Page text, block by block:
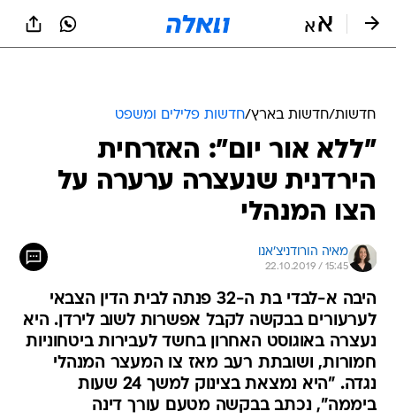
חדשות/חדשות בארץ/חדשות פלילים ומשפט
"ללא אור יום": האזרחית
הירדנית שנעצרה ערערה על
הצו המנהלי
מאיה הורודניצ'אנו
22.10.2019 / 15:45
היבה א-לבדי בת ה-32 פנתה לבית הדין הצבאי
לערעורים בבקשה לקבל אפשרות לשוב לירדן. היא
נעצרה באוגוסט האחרון בחשד לעבירות ביטחוניות
חמורות, ושובתת רעב מאז צו המעצר המנהלי
נגדה. "היא נמצאת בצינוק למשך 24 שעות
ביממה", נכתב בבקשה מטעם עורך דינה